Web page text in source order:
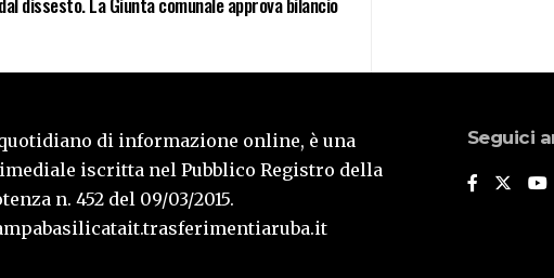
di informazione online, è una
iscritta nel Pubblico Registro della
n. 452 del 09/03/2015.
Seguici